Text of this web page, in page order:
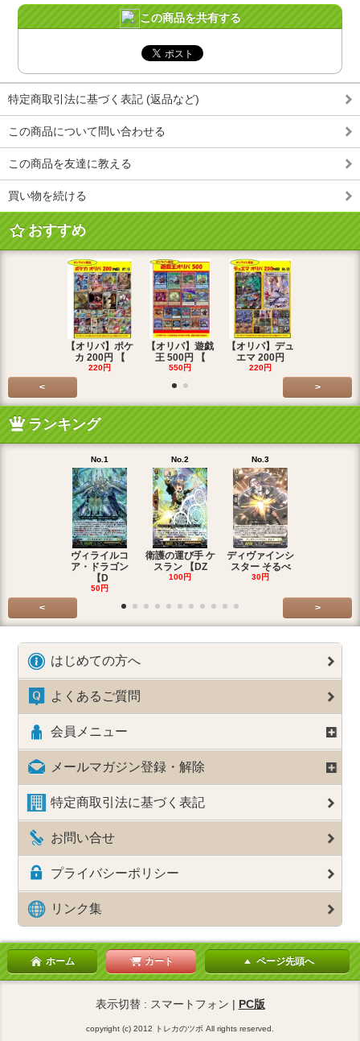
この商品を共有する
特定商取引法に基づく表記 (返品など)
この商品について問い合わせる
この商品を友達に教える
買い物を続ける
おすすめ
【オリパ】ポケ
カ 200円 【
220円
【オリパ】遊戯
王 500円 【
550円
【オリパ】デュ
エマ 200円
220円
< >
ランキング
No.1
ヴィライルコ
ア・ドラゴン
【D
50円
No.2
衛護の運び手 ケ
スラン 【DZ
100円
No.3
ディヴァインシ
スター そるべ
30円
< >
はじめての方へ
よくあるご質問
会員メニュー
メールマガジン登録・解除
特定商取引法に基づく表記
お問い合せ
プライバシーポリシー
リンク集
ホーム カート ページ先頭へ
表示切替 : スマートフォン | PC版
copyright (c) 2012 トレカのツボ All rights reserved.